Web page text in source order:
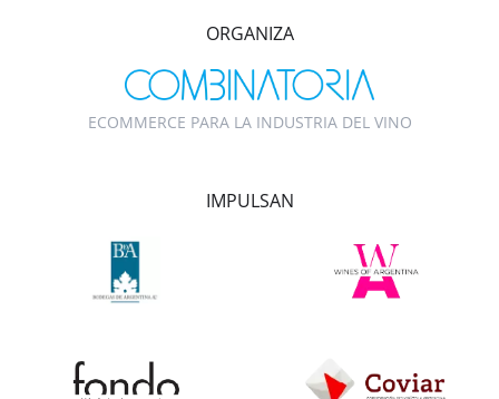
ORGANIZA
ECOMMERCE PARA LA INDUSTRIA DEL VINO
IMPULSAN